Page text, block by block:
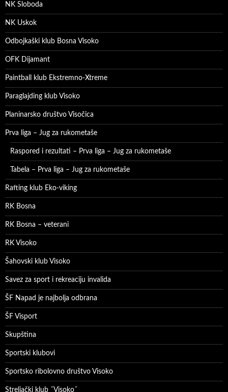
NK Sloboda
NK Uskok
Odbojkaški klub Bosna Visoko
OFK Dijamant
Paintball klub Ekstremno-Xtreme
Paraglajding klub Visoko
Planinarsko društvo Visočica
Prva liga – Jug za rukometaše
Raspored i rezultati – Prva liga – Jug za rukometaše
Tabela – Prva liga – Jug za rukometaše
Rafting klub Eko-viking
RK Bosna
RK Bosna – veterani
RK Visoko
Šahovski klub Visoko
Savez za sport i rekreaciju invalida
ŠF Napad je najbolja odbrana
ŠF Visport
Skupština
Sportski klubovi
Sportsko ribolovno društvo Visoko
Streljački klub ˝Visoko˝